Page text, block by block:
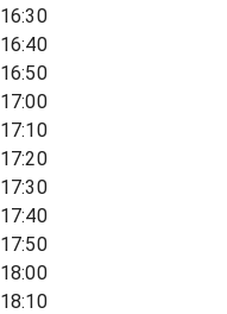
16:30
16:40
16:50
17:00
17:10
17:20
17:30
17:40
17:50
18:00
18:10